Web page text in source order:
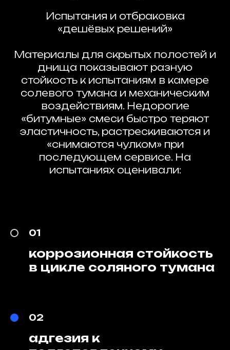
Испытания и отбраковка
«дешёвых решений»
Материалы для скрытых полостей и
днища показывают разную
стойкость к испытаниям в камере
солевого тумана и механическим
воздействиям. Недорогие
«битумные» смеси быстро теряют
эластичность, растрескиваются и
«снимаются чулком» при
последующем сервисе. На
испытаниях оценивали:
01
коррозионная стойкость
в цикле соляного тумана
02
адгезия к